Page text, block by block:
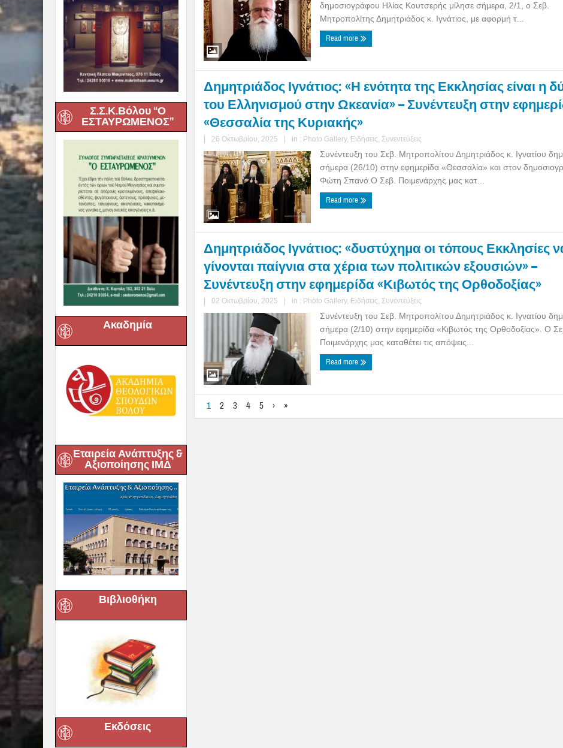
Σ.Σ.Κ.Βόλου “Ο
ΕΣΤΑΥΡΩΜΕΝΟΣ”
Ακαδημία
Εταιρεία Ανάπτυξης &
Αξιοποίησης ΙΜΔ
Βιβλιοθήκη
Εκδόσεις
δημοσιογράφου Ηλίας Κουτσερής μίλησε σήμερα, 2/1, ο Σεβ.
Μητροπολίτης Δημητριάδος κ. Ιγνάτιος, με αφορμή τ...
Read more
Δημητριάδος Ιγνάτιος: «Η ενότητα της Εκκλησίας είναι η
του Ελληνισμού στην Ωκεανία» – Συνέντευξη στην
«Θεσσαλία της Κυριακής»
26 Οκτωβρίου, 2025 in : Photo Gallery, Ειδήσεις, Συνεντεύξεις
Συνέντευξη του Σεβ. Μητροπολίτου Δημητριάδος κ. Ιγνατίου
σήμερα (26/10) στην εφημερίδα «Θεσσαλία» και στον
Φώτη Σπανό.Ο Σεβ. Ποιμενάρχης μας κατ...
Read more
Δημητριάδος Ιγνάτιος: «δυστύχημα οι τόπους Εκκλησίες
γίνονται παίγνια στα χέρια των πολιτικών εξουσιών» –
Συνέντευξη στην εφημερίδα «Κιβωτός της Ορθοδοξίας»
02 Οκτωβρίου, 2025 in : Photo Gallery, Ειδήσεις, Συνεντεύξεις
Συνέντευξη του Σεβ. Μητροπολίτου Δημητριάδος κ. Ιγνατίου
σήμερα (2/10) στην εφημερίδα «Κιβωτός της Ορθοδοξίας». Ο
Ποιμενάρχης μας καταθέτει τις απόψεις...
Read more
1 2 3 4 5 › »